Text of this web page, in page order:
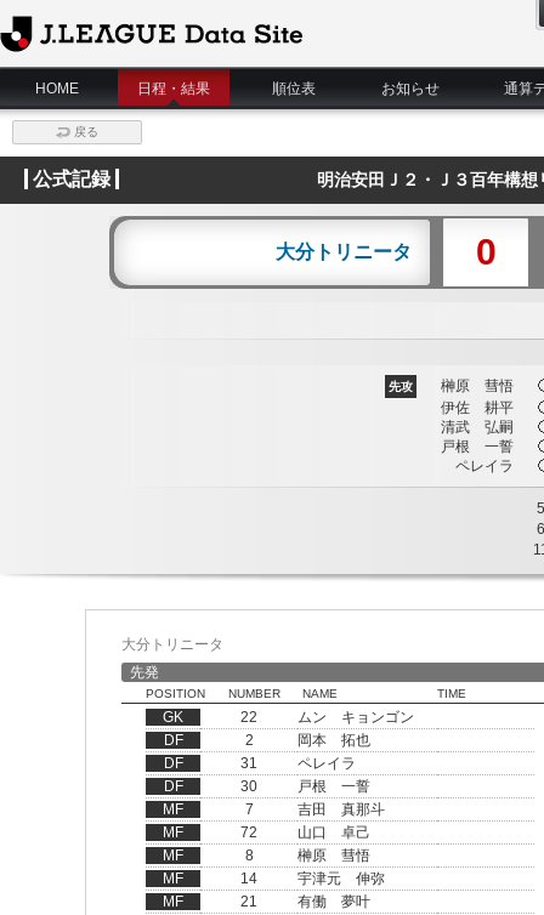
J.League Data Site
HOME
日程・結果 順位表 お知らせ 通算
戻る
公式記録 明治安田Ｊ２・Ｊ３百年構
大分トリニータ 0
先攻
榊原 彗悟
伊佐 耕平
清武 弘嗣
戸根 一誓
ペレイラ
5
6
大分トリニータ
先発
POSITION NUMBER NAME TIME
GK 22
ムン キョンゴン
DF
2
岡本 拓也
DF
31
ペレイラ
DF
30
戸根 一誓
MF
7
吉田 真那斗
MF
72
山口 卓己
MF
8
榊原 彗悟
MF
14
宇津元 伸弥
MF
21
有働 夢叶